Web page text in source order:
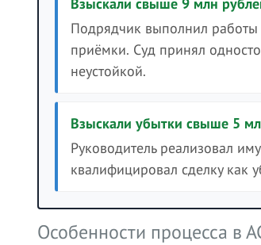
Подрядчик выполнил работы
приёмки. Суд принял
неустойкой.
Взыскали убытки свыше 5
Руководитель реализовал
квалифицировал сделку как
Особенности процесса в